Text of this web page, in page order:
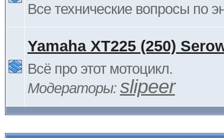
Все технические вопросы по
Yamaha XT225 (250)
Всё про этот мотоцикл.
Модераторы: slipeer